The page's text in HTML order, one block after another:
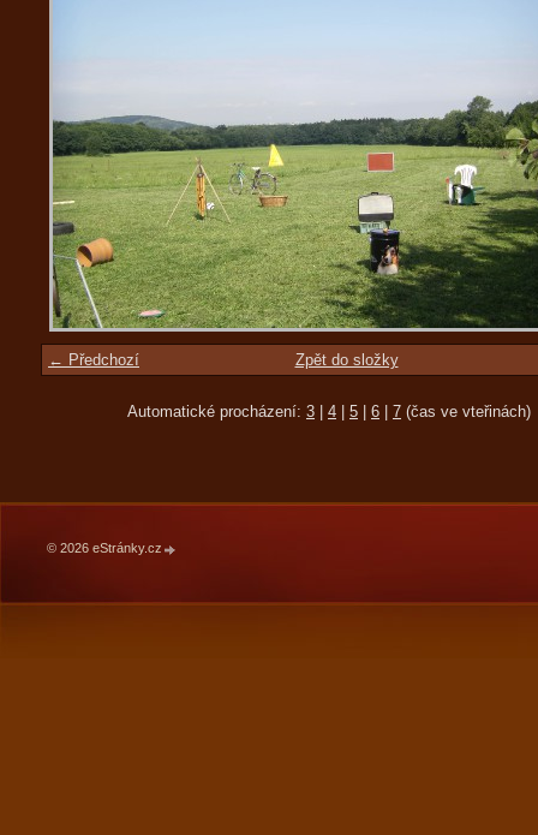
← Předchozí Zpět do složky
Automatické procházení: 3 4 5 6 7 (čas ve vteřinách)
© 2026 eStránky.cz